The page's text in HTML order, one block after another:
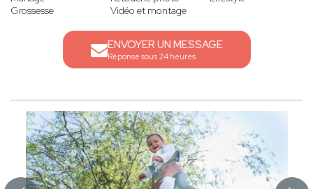
Grossesse
Vidéo et montage
ENVOYER UN MESSAGE
Réponse sous 24 heures